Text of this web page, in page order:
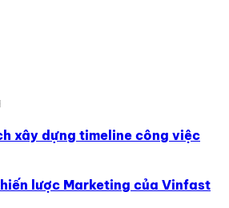
xây dựng timeline công việc
lược Marketing của Vinfast